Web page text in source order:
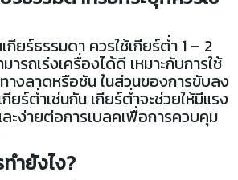
ยร์ธรรมดา ควรใช้เกียร์ต่ำ 1 – 2
ารถเร่งเครื่องได้ดี เหมาะกับการใช้
างลาดหรือชัน ในส่วนของการขับลง
กียร์ต่ำเช่นกัน เกียร์ต่ำจะช่วยให้มีแรง
ละง่ายต่อการเบลคเพื่อการควบคุม
ำยังไง?